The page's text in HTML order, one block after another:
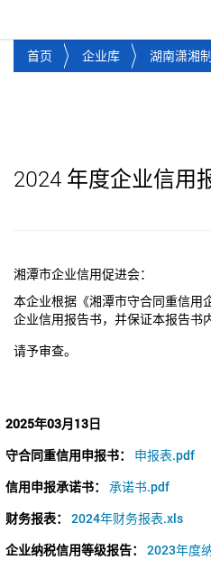
首页 企业库 湖南潇湘
2024 年度企业信用
湘潭市企业信用促进会：
本企业根据《湘潭市守合同重信用
企业信用报告书，并保证本报告书
请予审查。
2025年03月13日
守合同重信用申报书：
申报表.pdf
信用申报承诺书：
承诺书.pdf
财务报表：
2024年财务报表.xls
企业纳税信用等级报告：
2023年度